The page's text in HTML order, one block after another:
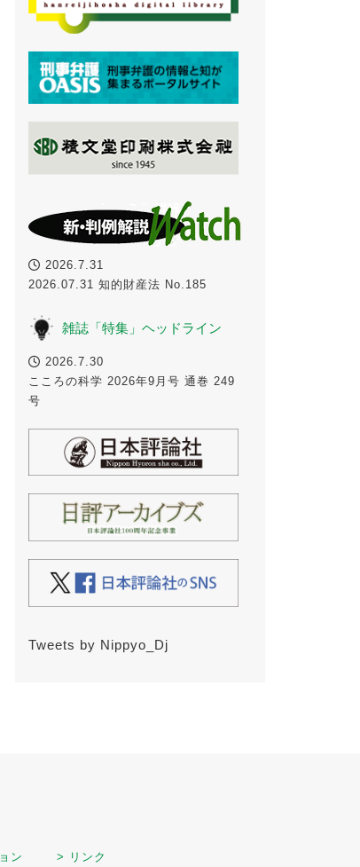
2026.7.31
2026.07.31 知的財産法 No.185
雑誌「特集」ヘッドライン
2026.7.30
こころの科学 2026年9月号 通巻 249
号
Tweets by Nippyo_Dj
ン > リンク